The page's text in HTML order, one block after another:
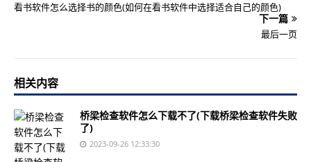
看书软件怎么选择书的颜色(如何在看书软件中选择适合自己的颜色)
下一篇
最后一页
相关内容
桥梁检查软件怎么下载不了(下载桥梁检查软件失败
了)
2023-09-26 12:33:30